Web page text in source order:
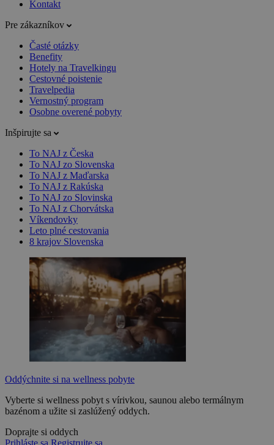
Kontakt
Pre zákazníkov
Časté otázky
Benefity
Hotely na Travelkingu
Cestovné poistenie
Travelpedia
Vernostný program
Osobne overené pobyty
Inšpirujte sa
To NAJ z Česka
To NAJ zo Slovenska
To NAJ z Maďarska
To NAJ z Rakúska
To NAJ zo Slovinska
To NAJ z Chorvátska
Víkendovky
Leto plné cestovania
8 krajov Slovenska
Oddýchnite si na wellness pobyte
Vyberte si wellness pobyt s vírivkou, saunou alebo termálnym
bazénom a užite si zaslúžený oddych.
Doprajte si oddych